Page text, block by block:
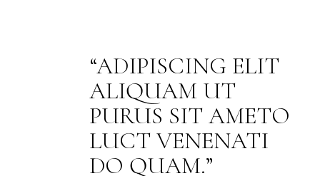
ADIPISCING ELIT
ALIQUAM UT
PURUS SIT AMETO
LUCT VENENATI
DO QUAM.